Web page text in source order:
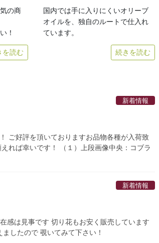
の商
！
を読む
国内では手に入りにくいオリーブ
オイルを、独自のルートで仕入れ
ています。
続きを読む
新着情報
ご好評を頂いておりますお品物各種が入荷致
れば幸いです！ （１）上段画像中央：コブラ
新着情報
感は見事です 切り花もお安く販売しています
したので 覗いてみて下さい！